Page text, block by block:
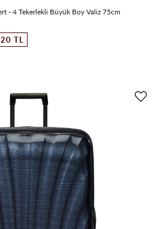
- 4 Tekerlekli Büyük Boy Valiz 75cm
TL